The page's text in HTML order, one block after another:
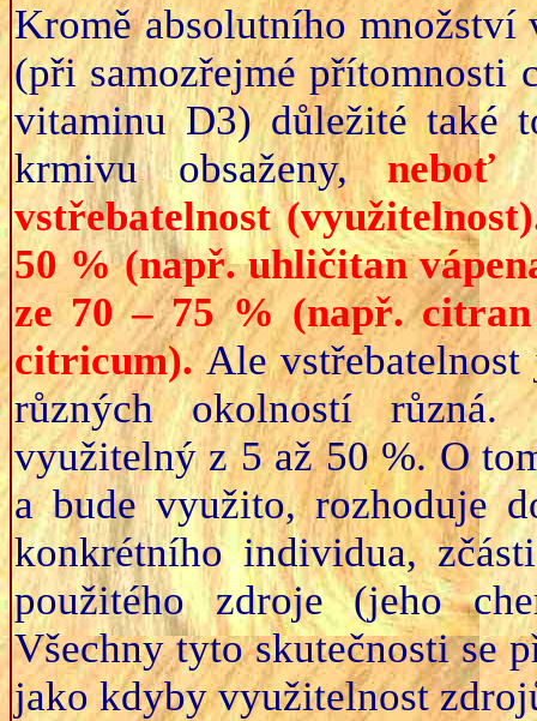
Kromě absolutního
(při samozřejmé přítomnosti
vitaminu D3) důležité také
krmivu obsaženy,neboť
vstřebatelnost
50 % (např. uhličitan
ze 70 – 75 % (např.
citricum). Ale
různých okolností různá.
využitelný z 5 až 50 %. O
a bude využito, rozhoduje
konkrétního individua,
použitého zdroje (jeho
Všechny tyto skutečnosti se
jako kdyby využitelnost